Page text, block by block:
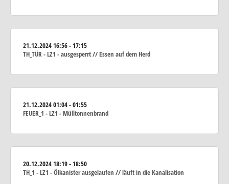
21.12.202416:56 - 17:15
TH_TÜR - LZ1 - ausgesperrt // Essen auf dem Herd
21.12.202401:04 - 01:55
FEUER_1 - LZ1 - Mülltonnenbrand
20.12.202418:19 - 18:50
TH_1 - LZ1 - Ölkanister ausgelaufen // läuft in die Kanalisation